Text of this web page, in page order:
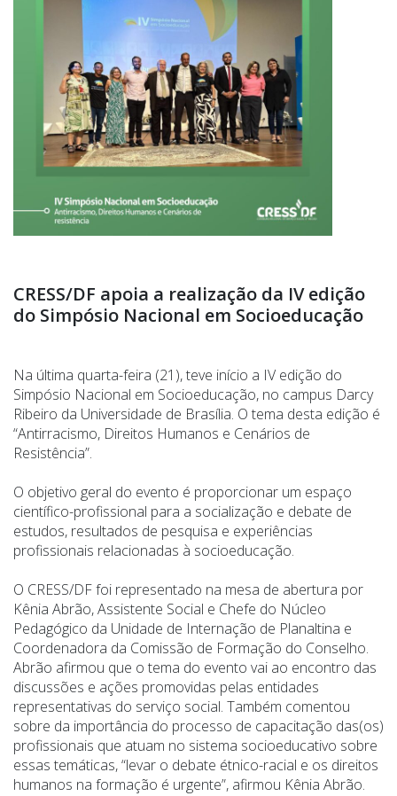
CRESS/DF apoia a realização da IV edição
do Simpósio Nacional em Socioeducação
Na última quarta-feira (21), teve início a IV edição do
Simpósio Nacional em Socioeducação, no campus Darcy
Ribeiro da Universidade de Brasília. O tema desta edição é
“Antirracismo, Direitos Humanos e Cenários de
Resistência”.
O objetivo geral do evento é proporcionar um espaço
científico-profissional para a socialização e debate de
estudos, resultados de pesquisa e experiências
profissionais relacionadas à socioeducação.
O CRESS/DF foi representado na mesa de abertura por
Kênia Abrão, Assistente Social e Chefe do Núcleo
Pedagógico da Unidade de Internação de Planaltina e
Coordenadora da Comissão de Formação do Conselho.
Abrão afirmou que o tema do evento vai ao encontro das
discussões e ações promovidas pelas entidades
representativas do serviço social. Também comentou
sobre da importância do processo de capacitação das(os)
profissionais que atuam no sistema socioeducativo sobre
essas temáticas, “levar o debate étnico-racial e os direitos
humanos na formação é urgente”, afirmou Kênia Abrão.